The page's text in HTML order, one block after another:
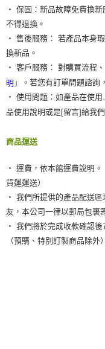
‧ 保固：新品故障免費換
不得退換。
‧ 售後服務： 若產品本身
換新品。
‧ 客戶服務： 對購買流程
明 」。若您有訂單問題諮詢
‧ 使用問題：如產品在使
品使用說明或是[留言]給我
商品運送
‧ 運費，依本館運費說明
貨運運送）
‧ 我們所提供的產品配送
友，本公司一律以郵局包裹
‧ 我們將於完成收款確認
（預購、特別訂製商品除外